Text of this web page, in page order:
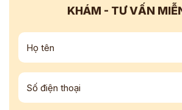
KHÁM - TƯ VẤN